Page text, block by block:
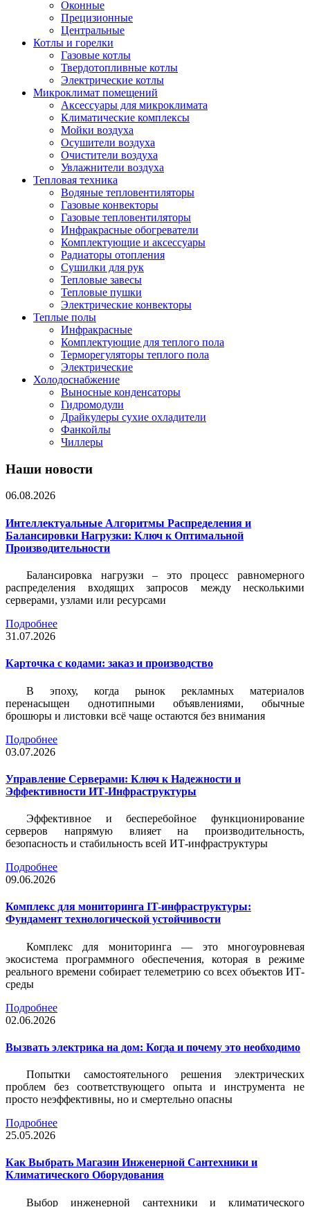
Оконные
Прецизионные
Центральные
Котлы и горелки
Газовые котлы
Твердотопливные котлы
Электрические котлы
Микроклимат помещений
Аксессуары для микроклимата
Климатические комплексы
Мойки воздуха
Осушители воздуха
Очистители воздуха
Увлажнители воздуха
Тепловая техника
Водяные тепловентиляторы
Газовые конвекторы
Газовые тепловентиляторы
Инфракрасные обогреватели
Комплектующие и аксессуары
Радиаторы отопления
Сушилки для рук
Тепловые завесы
Тепловые пушки
Электрические конвекторы
Теплые полы
Инфракрасные
Комплектующие для теплого пола
Терморегуляторы теплого пола
Электрические
Холодоснабжение
Выносные конденсаторы
Гидромодули
Драйкулеры сухие охладители
Фанкойлы
Чиллеры
Наши новости
06.08.2026
Интеллектуальные Алгоритмы Распределения и
Балансировки Нагрузки: Ключ к Оптимальной
Производительности
Балансировка нагрузки – это процесс равномерного
распределения входящих запросов между несколькими
серверами, узлами или ресурсами
Подробнее
31.07.2026
Карточка c кодами: заказ и производство
В эпоху, когда рынок рекламных материалов
перенасыщен однотипными объявлениями, обычные
брошюры и листовки всё чаще остаются без внимания
Подробнее
03.07.2026
Управление Серверами: Ключ к Надежности и
Эффективности ИТ-Инфраструктуры
Эффективное и бесперебойное функционирование
серверов напрямую влияет на производительность,
безопасность и стабильность всей ИТ-инфраструктуры
Подробнее
09.06.2026
Комплекс для мониторинга IT-инфраструктуры:
Фундамент технологической устойчивости
Комплекс для мониторинга — это многоуровневая
экосистема программного обеспечения, которая в режиме
реального времени собирает телеметрию со всех объектов ИТ-
среды
Подробнее
02.06.2026
Вызвать электрика на дом: Когда и почему это необходимо
Попытки самостоятельного решения электрических
проблем без соответствующего опыта и инструмента не
просто неэффективны, но и смертельно опасны
Подробнее
25.05.2026
Как Выбрать Магазин Инженерной Сантехники и
Климатического Оборудования
Выбор инженерной сантехники и климатического